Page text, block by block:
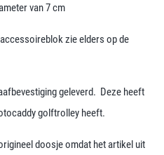
van 7 cm
zie elders op de
geleverd. Deze heeft
golftrolley heeft.
doosje omdat het artikel uit